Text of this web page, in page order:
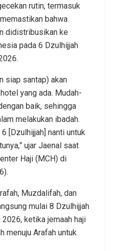
rutin, termasuk
bahwa
didistribusikan ke
pada 6 Dzulhijjah
siap santap) akan
yang ada. Mudah-
baik, sehingga
melakukan ibadah.
[Dzulhijjah] nanti untuk
ujar Jaenal saat
Haji (MCH) di
Muzdalifah, dan
mulai 8 Dzulhijjah
ketika jemaah haji
menuju Arafah untuk